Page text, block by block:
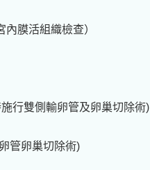
內膜活組織檢查）
行雙側輸卵管及卵巢切除術)
管卵巢切除術)